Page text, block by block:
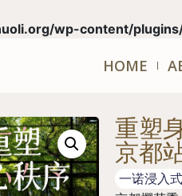
wp-content/
HOME
重塑
京都
一诺浸入